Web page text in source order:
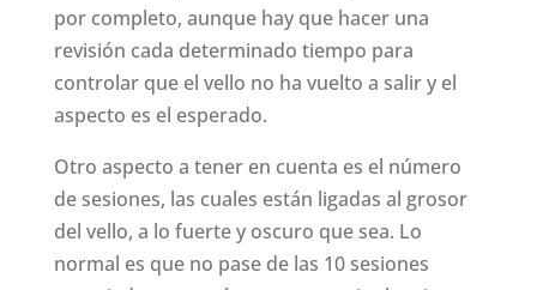
por completo, aunque hay que hacer una
revisión cada determinado tiempo para
controlar que el vello no ha vuelto a salir y el
aspecto es el esperado.
Otro aspecto a tener en cuenta es el número
de sesiones, las cuales están ligadas al grosor
del vello, a lo fuerte y oscuro que sea. Lo
normal es que no pase de las 10 sesiones